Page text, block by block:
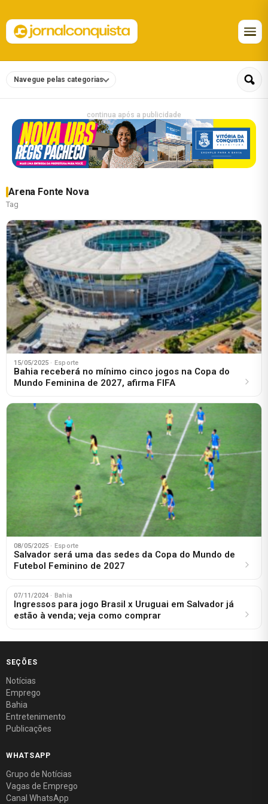
Navegue pelas categorias
continua após a publicidade
Arena Fonte Nova
Tag
15/05/2025 · Esporte
Bahia receberá no mínimo cinco jogos na Copa do
Mundo Feminina de 2027, afirma FIFA
08/05/2025 · Esporte
Salvador será uma das sedes da Copa do Mundo de
Futebol Feminino de 2027
07/11/2024 · Bahia
Ingressos para jogo Brasil x Uruguai em Salvador já
estão à venda; veja como comprar
SEÇÕES
Notícias
Emprego
Bahia
Entretenimento
Publicações
WHATSAPP
Grupo de Notícias
Vagas de Emprego
Canal WhatsApp